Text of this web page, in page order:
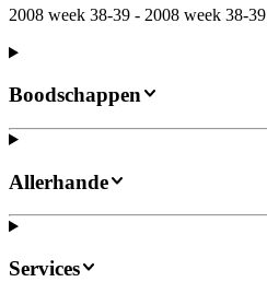
2008 week 38-39 - 2008 week 38-39
Boodschappen
Allerhande
Services